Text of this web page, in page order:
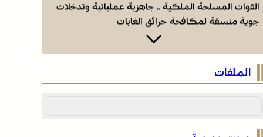
القوات المسلحة الملكية .. جاهزية عملياتية وتدخلات
جوية منسقة لمكافحة حرائق الغابات
الاحتفال باليوم الوطني للمغاربة المقيمين بالخارج تحت
المغرب 2030”
التعاون في مجال الهجرة .. إعادة القاصرين غير المرفوقين
الملفات